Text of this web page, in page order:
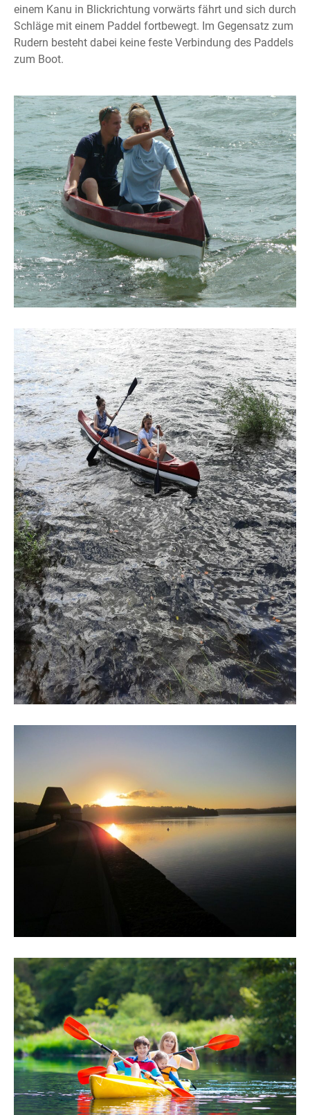
einem Kanu in Blickrichtung vorwärts fährt und sich durch
Schläge mit einem Paddel fortbewegt. Im Gegensatz zum
Rudern besteht dabei keine feste Verbindung des Paddels
zum Boot.